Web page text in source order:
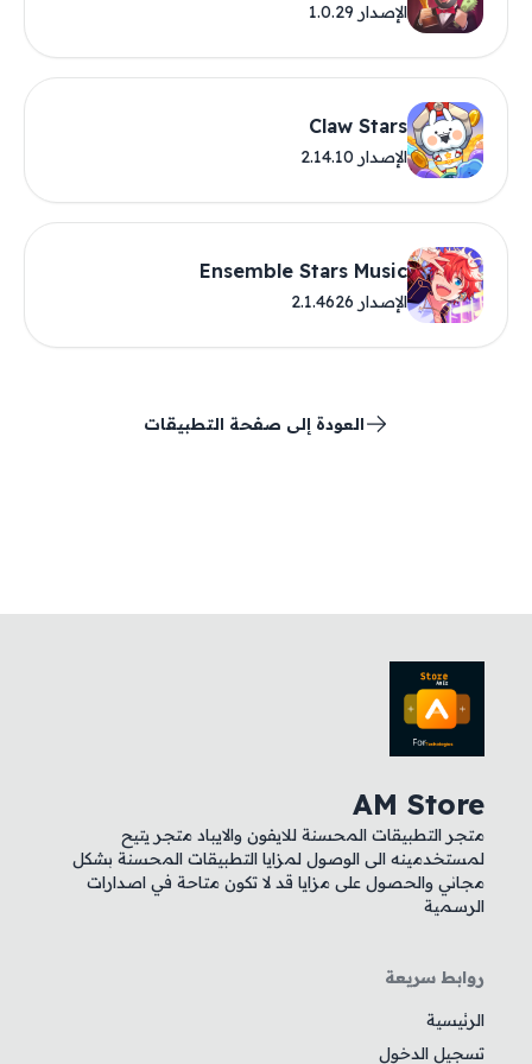
الإصدار 1.0.29
Claw Stars
الإصدار 2.14.10
Ensemble Stars Music
الإصدار 2.1.4626
العودة إلى صفحة التطبيقات
AM Store
متجر التطبيقات المحسنة للايفون والايباد متجر يتيح
لمستخدمينه الى الوصول لمزايا التطبيقات المحسنة بشكل
مجاني والحصول على مزايا قد لا تكون متاحة في اصدارات
الرسمية
روابط سريعة
الرئيسية
تسجيل الدخول